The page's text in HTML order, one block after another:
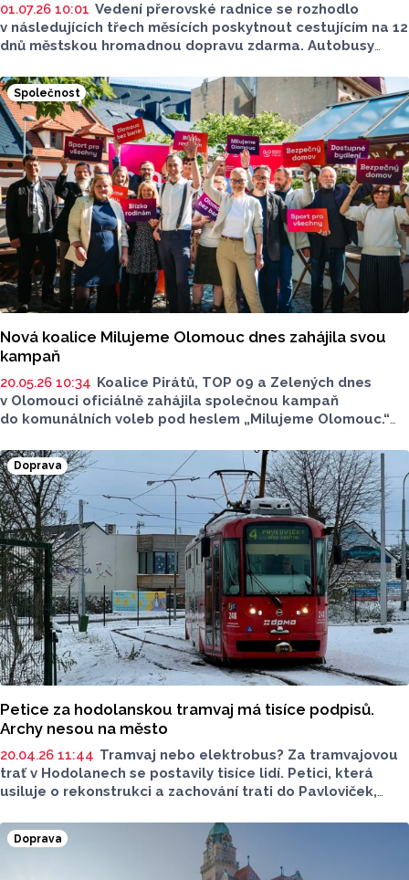
01.07.26 10:01 Vedení přerovské radnice se rozhodlo
v následujících třech měsících poskytnout cestujícím na 12
dnů městskou hromadnou dopravu zdarma. Autobusy
v Přerově, jako je festival Velká Morava, třídenní
Svatovavřinecké hody a Gastrofestival chutě kraje. Bez
placení se budou moci svézt lidé MHD i během Evropského
týdne mobility v druhé polovině září, sdělila dnes ČTK
mluvčí radnice Lenka Chalupová. Důvodem je snaha snížit
automobilovou dopravu v ulicích města.
Společnost
Nová koalice Milujeme Olomouc dnes zahájila svou
kampaň
20.05.26 10:34 Koalice Pirátů, TOP 09 a Zelených dnes
v Olomouci oficiálně zahájila společnou kampaň
do komunálních voleb pod heslem „Milujeme Olomouc.“
své programy a priority do blížících se komunálních voleb.
Doprava
Petice za hodolanskou tramvaj má tisíce podpisů.
Archy nesou na město
20.04.26 11:44 Tramvaj nebo elektrobus? Za tramvajovou
trať v Hodolanech se postavily tisíce lidí. Petici, která
usiluje o rekonstrukci a zachování trati do Pavloviček,
doručí na radnici, k řešení celé situace se však, podle něj,
město dostane až na konci roku.
Doprava